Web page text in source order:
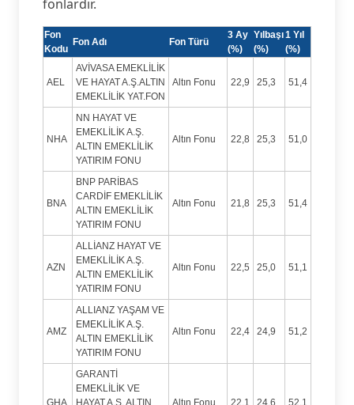
fonlardır.
Fon
Kodu
Fon Adı Fon Türü
3 Ay
(%)
Yılbaşı
(%)
1 Yıl
(%)
AEL
AVİVASA EMEKLİLİK
VE HAYAT A.Ş.ALTIN
EMEKLİLİK YAT.FON
Altın Fonu 22,9 25,3 51,4
NHA
NN HAYAT VE
EMEKLİLİK A.Ş.
ALTIN EMEKLİLİK
YATIRIM FONU
Altın Fonu 22,8 25,3 51,0
BNA
BNP PARİBAS
CARDİF EMEKLİLİK
ALTIN EMEKLİLİK
YATIRIM FONU
Altın Fonu 21,8 25,3 51,4
AZN
ALLİANZ HAYAT VE
EMEKLİLİK A.Ş.
ALTIN EMEKLİLİK
YATIRIM FONU
Altın Fonu 22,5 25,0 51,1
AMZ
ALLIANZ YAŞAM VE
EMEKLİLİK A.Ş.
ALTIN EMEKLİLİK
YATIRIM FONU
Altın Fonu 22,4 24,9 51,2
GHA
GARANTİ
EMEKLİLİK VE
HAYAT A.Ş. ALTIN
Altın Fonu 22,1 24,6 52,1